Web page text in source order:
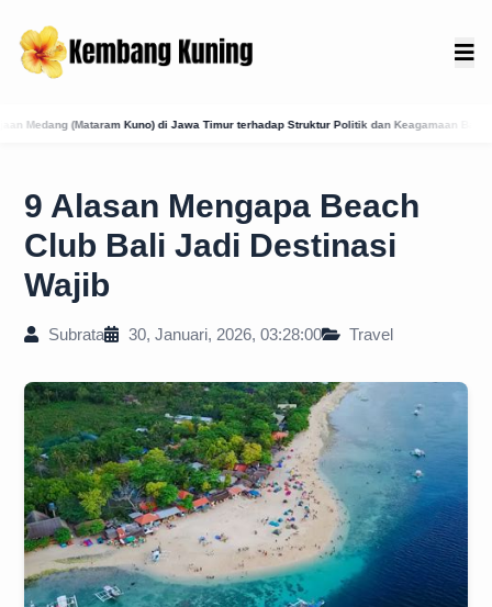
di Jawa Timur terhadap Struktur Politik dan Keagamaan Bali: Jejak Dinasti Isyana di
9 Alasan Mengapa Beach
Club Bali Jadi Destinasi
Wajib
Subrata 30, Januari, 2026, 03:28:00 Travel